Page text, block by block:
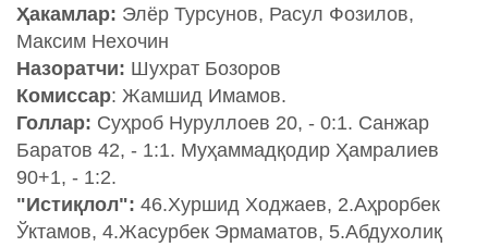
Ҳакамлар: Элёр Турсунов, Расул Фозилов,
Максим Нехочин
Назоратчи: Шухрат Бозоров
Комиссар: Жамшид Имамов.
Голлар: Суҳроб Нуруллоев 20, - 0:1. Санжар
Баратов 42, - 1:1. Муҳаммадқодир Ҳамралиев
90+1, - 1:2.
"Истиқлол": 46.Хуршид Ходжаев, 2.Аҳрорбек
Ўктамов, 4.Жасурбек Эрмаматов, 5.Абдухолиқ